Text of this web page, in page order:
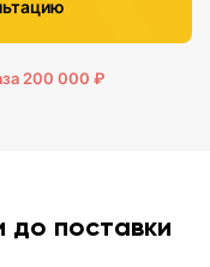
200 000 ₽
до поставки